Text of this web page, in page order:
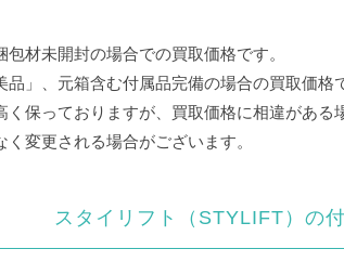
包材未開封の場合での買取価格です。
品」、元箱含む付属品完備の場合の買取価格
く保っておりますが、買取価格に相違がある
く変更される場合がございます。
スタイリフト（STYLIFT）の